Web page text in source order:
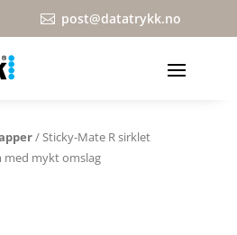
 post@datatrykk.no
/ Sticky-Mate R sirklet
med mykt omslag